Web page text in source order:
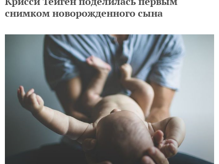
снимком новорожденного сына